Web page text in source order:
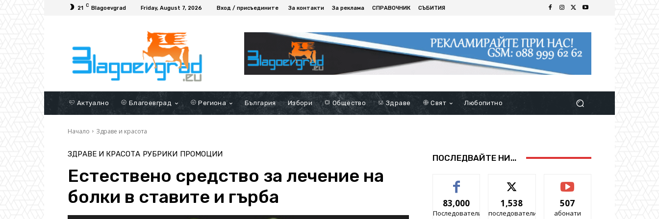
21 C Blagoevgrad Friday, August 7, 2026 Вход / присъедините За контакти За реклама СПРАВОЧНИК СЪБИТИЯ
Актуално Благоевград Региона България Избори Общество Здраве Свят Любопитно
Начало Здраве и красота
ЗДРАВЕ И КРАСОТА РУБРИКИ ПРОМОЦИИ
Естествено средство за лечение на
болки в ставите и гърба
ПОСЛЕДВАЙТЕ НИ...
83,000
Последователи
1,538
последователи
507
абонати